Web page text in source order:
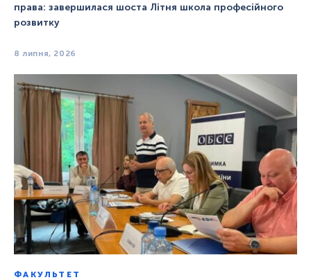
права: завершилася шоста Літня школа професійного
розвитку
8 липня, 2026
ФАКУЛЬТЕТ